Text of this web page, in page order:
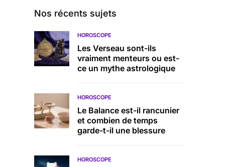
Nos récents sujets
HOROSCOPE
Les Verseau sont-ils
vraiment menteurs ou est-
ce un mythe astrologique
HOROSCOPE
Le Balance est-il rancunier
et combien de temps
garde-t-il une blessure
HOROSCOPE